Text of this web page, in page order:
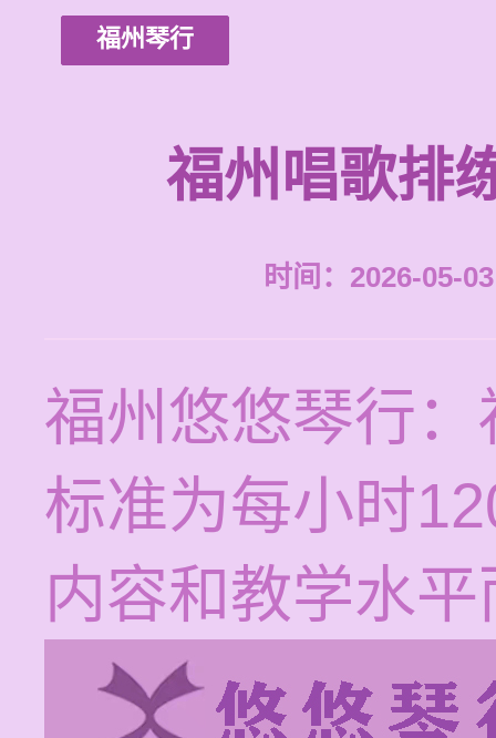
福州琴行
福州唱歌排
时间：2026-05-
福州悠悠琴行
标准为每小时
内容和教学水